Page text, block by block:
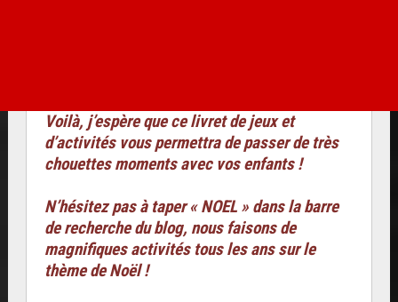
Voilà, j’espère que ce livret de jeux et
d’activités vous permettra de passer de très
chouettes moments avec vos enfants !
N’hésitez pas à taper « NOEL » dans la barre
de recherche du blog, nous faisons de
magnifiques activités tous les ans sur le
thème de Noël !